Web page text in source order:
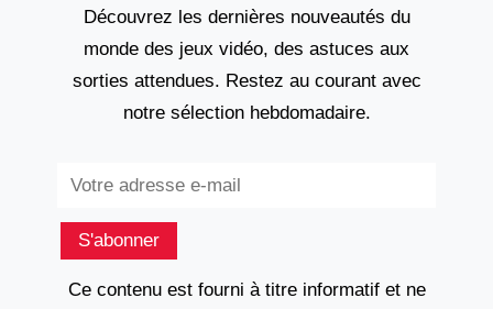
Découvrez les dernières nouveautés du
monde des jeux vidéo, des astuces aux
sorties attendues. Restez au courant avec
notre sélection hebdomadaire.
S'abonner
Ce contenu est fourni à titre informatif et ne